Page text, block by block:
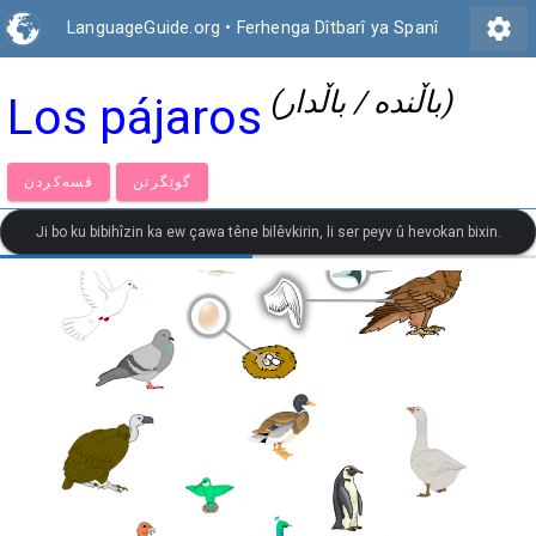
LanguageGuide.org • Ferhenga Dîtbarî ya Spanî settings
Los pájaros (باڵندە / باڵدار)
قسەكردن گوێگرتن
Ji bo ku bibihîzin ka ew çawa têne bilêvkirin, li ser peyv û hevokan bixin.